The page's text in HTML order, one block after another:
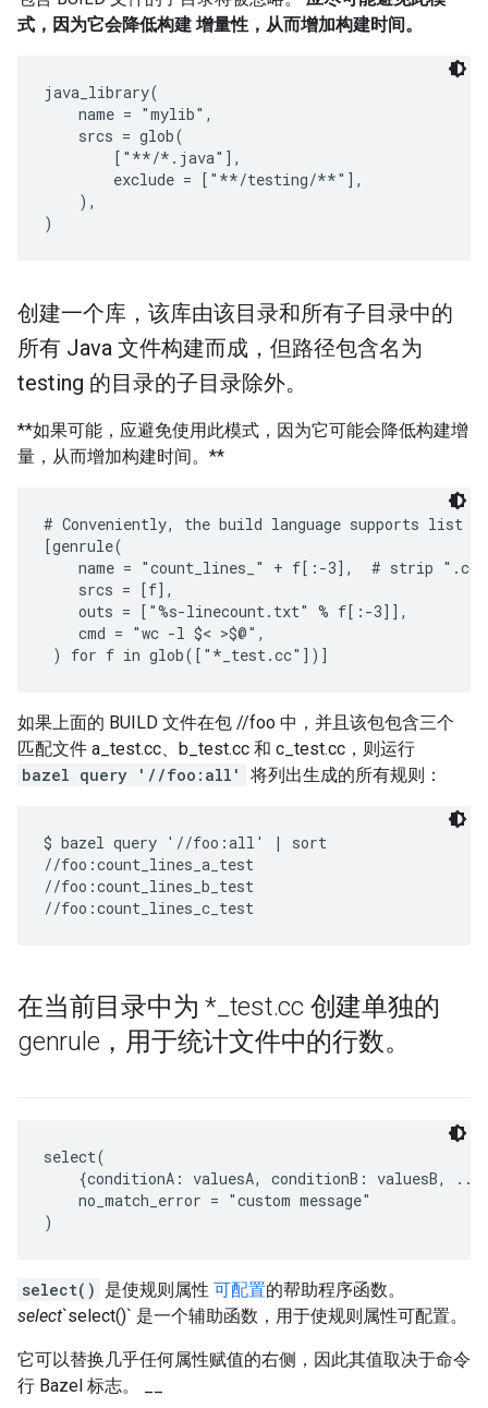
式，因为它会降低构建 增量性，从而增加构建时间。
java_library(
    name = "mylib",
    srcs = glob(
        ["**/*.java"],
        exclude = ["**/testing/**"],
    ),
创建一个库，该库由该目录和所有子目录中的
所有 Java 文件构建而成，但路径包含名为
testing 的目录的子目录除外。
**如果可能，应避免使用此模式，因为它可能会降低构建增
量，从而增加构建时间。**
# Conveniently, the build language supports list
[genrule(
    name = "count_lines_" + f[:-3],  # strip ".cc"
    srcs = [f],
    outs = ["%s-linecount.txt" % f[:-3]],
    cmd = "wc -l $< >$@",
如果上面的 BUILD 文件在包 //foo 中，并且该包包含三个
匹配文件 a_test.cc、b_test.cc 和 c_test.cc，则运行
bazel query '//foo:all'
将列出生成的所有规则：
$ bazel query '//foo:all' | sort
//foo:count_lines_a_test
//foo:count_lines_b_test
在当前目录中为 * test.cc 创建单独的
genrule，用于统计文件中的行数。
select(
{conditionA: valuesA, conditionB: valuesB,
    no_match_error = "custom message"
select() 是使规则属性 可配置的帮助程序函数。
select`select()` 是一个辅助函数，用于使规则属性可配置。
它可以替换几乎任何属性赋值的右侧，因此其值取决于命令
行 Bazel 标志。 __